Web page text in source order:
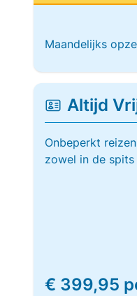
Maandelijks
Altijd
Onbeperkt
zowel in de
€ 399,95